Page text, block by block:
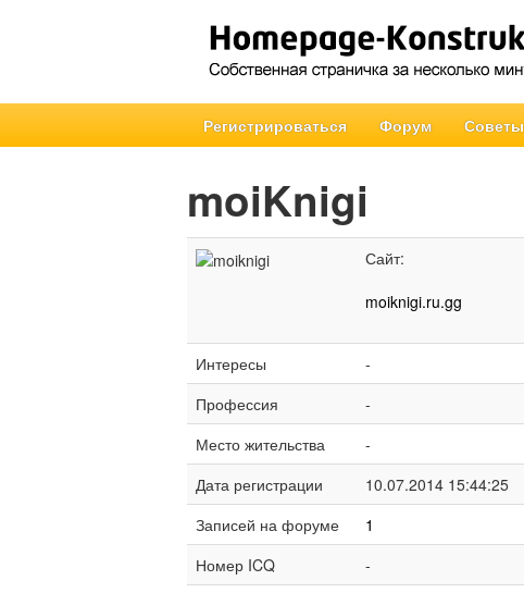
Регистрироваться Форум Советы
moiKnigi
Сайт:
moiknigi.ru.gg
Интересы
-
Профессия
-
Место жительства
-
Дата регистрации
10.07.2014 15:44:25
Записей на форуме
1
Номер ICQ
-